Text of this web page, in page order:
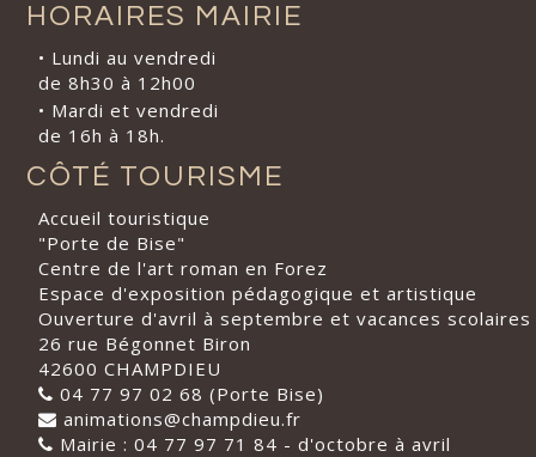
HORAIRES MAIRIE
• Lundi au vendredi
de 8h30 à 12h00
• Mardi et vendredi
de 16h à 18h.
CÔTÉ TOURISME
Accueil touristique
"Porte de Bise"
Centre de l'art roman en Forez
Espace d'exposition pédagogique et artistique
Ouverture d'avril à septembre et vacances scolaires
26 rue Bégonnet Biron
42600 CHAMPDIEU
04 77 97 02 68 (Porte Bise)
animations@champdieu.fr
Mairie : 04 77 97 71 84 - d'octobre à avril